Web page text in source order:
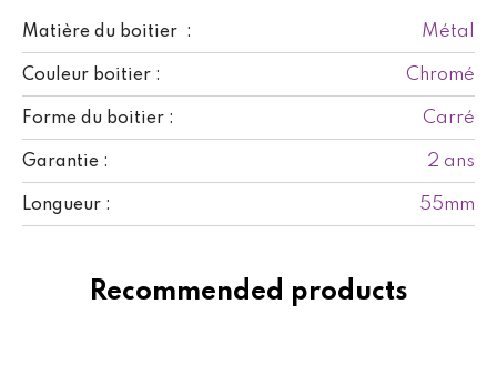
Matière du boitier : Métal
Couleur boitier : Chromé
Forme du boitier : Carré
Garantie : 2 ans
Longueur : 55mm
Recommended products